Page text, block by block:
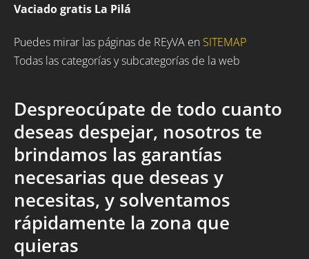
Vaciado gratis La Pilá
Puedes mirar las páginas de REyVA en SITEMAP
Todas las categorías y subcategorías de la web
Despreocúpate de todo cuanto
deseas despejar, nosotros te
brindamos las garantías
necesarias que deseas y
necesitas, y solventamos
rápidamente la zona que
quieras